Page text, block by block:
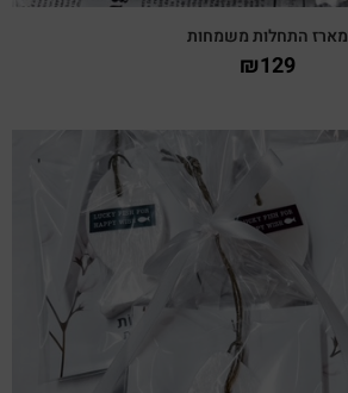
מארז התחלות משמחות
₪129
צפייה מהירה